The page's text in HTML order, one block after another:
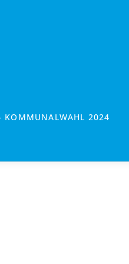
KOMMUNALWAHL 2024